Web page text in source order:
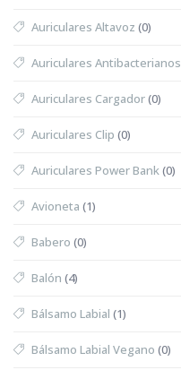
Auriculares Altavoz (0)
Auriculares Antibacterianos
Auriculares Cargador(0)
Auriculares Clip (0)
Auriculares Power Bank(0)
Avioneta (1)
Babero (0)
Balón (4)
Bálsamo Labial (1)
Bálsamo Labial Vegano (0)